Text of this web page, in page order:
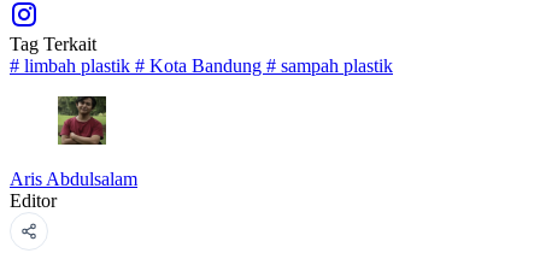
Tag Terkait
# limbah plastik # Kota Bandung # sampah plastik
Aris Abdulsalam
Editor